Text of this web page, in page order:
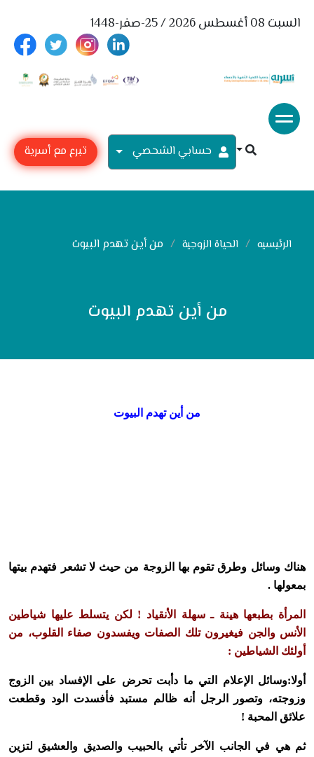
السبت 08 أغسطس 2026 / 25-صفر-1448
حسابي الشحصي تبرع مع أسرية
الرئيسيه الحياة الزوجية من أين تهدم البيوت
من أين تهدم البيوت
من أين تهدم البيوت
هناك وسائل وطرق تقوم بها الزوجة من حيث لا تشعر فتهدم بيتها
بمعولها .
المرأة بطبعها هينة ـ سهلة الأنقياد ! لكن يتسلط عليها شياطين
الأنس والجن فيغيرون تلك الصفات ويفسدون صفاء القلوب، من
أولئك الشياطين :
أولا:وسائل الإعلام التي ما دأبت تحرض على الإفساد بين الزوج
وزوجته، وتصور الرجل أنه ظالم مستبد فأفسدت الود وقطعت
علائق المحبة !
ثم هي في الجانب الآخر تأتي بالحبيب والصديق والعشيق لتزين